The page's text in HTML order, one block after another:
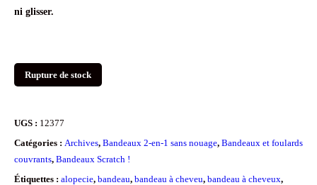
ni glisser.
Rupture de stock
UGS : 12377
Catégories : Archives, Bandeaux 2-en-1 sans nouage, Bandeaux et foulards
couvrants, Bandeaux Scratch !
Étiquettes : alopecie, bandeau, bandeau à cheveu, bandeau à cheveux,